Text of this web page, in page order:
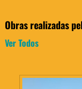
Obras realizadas
Ver Todos